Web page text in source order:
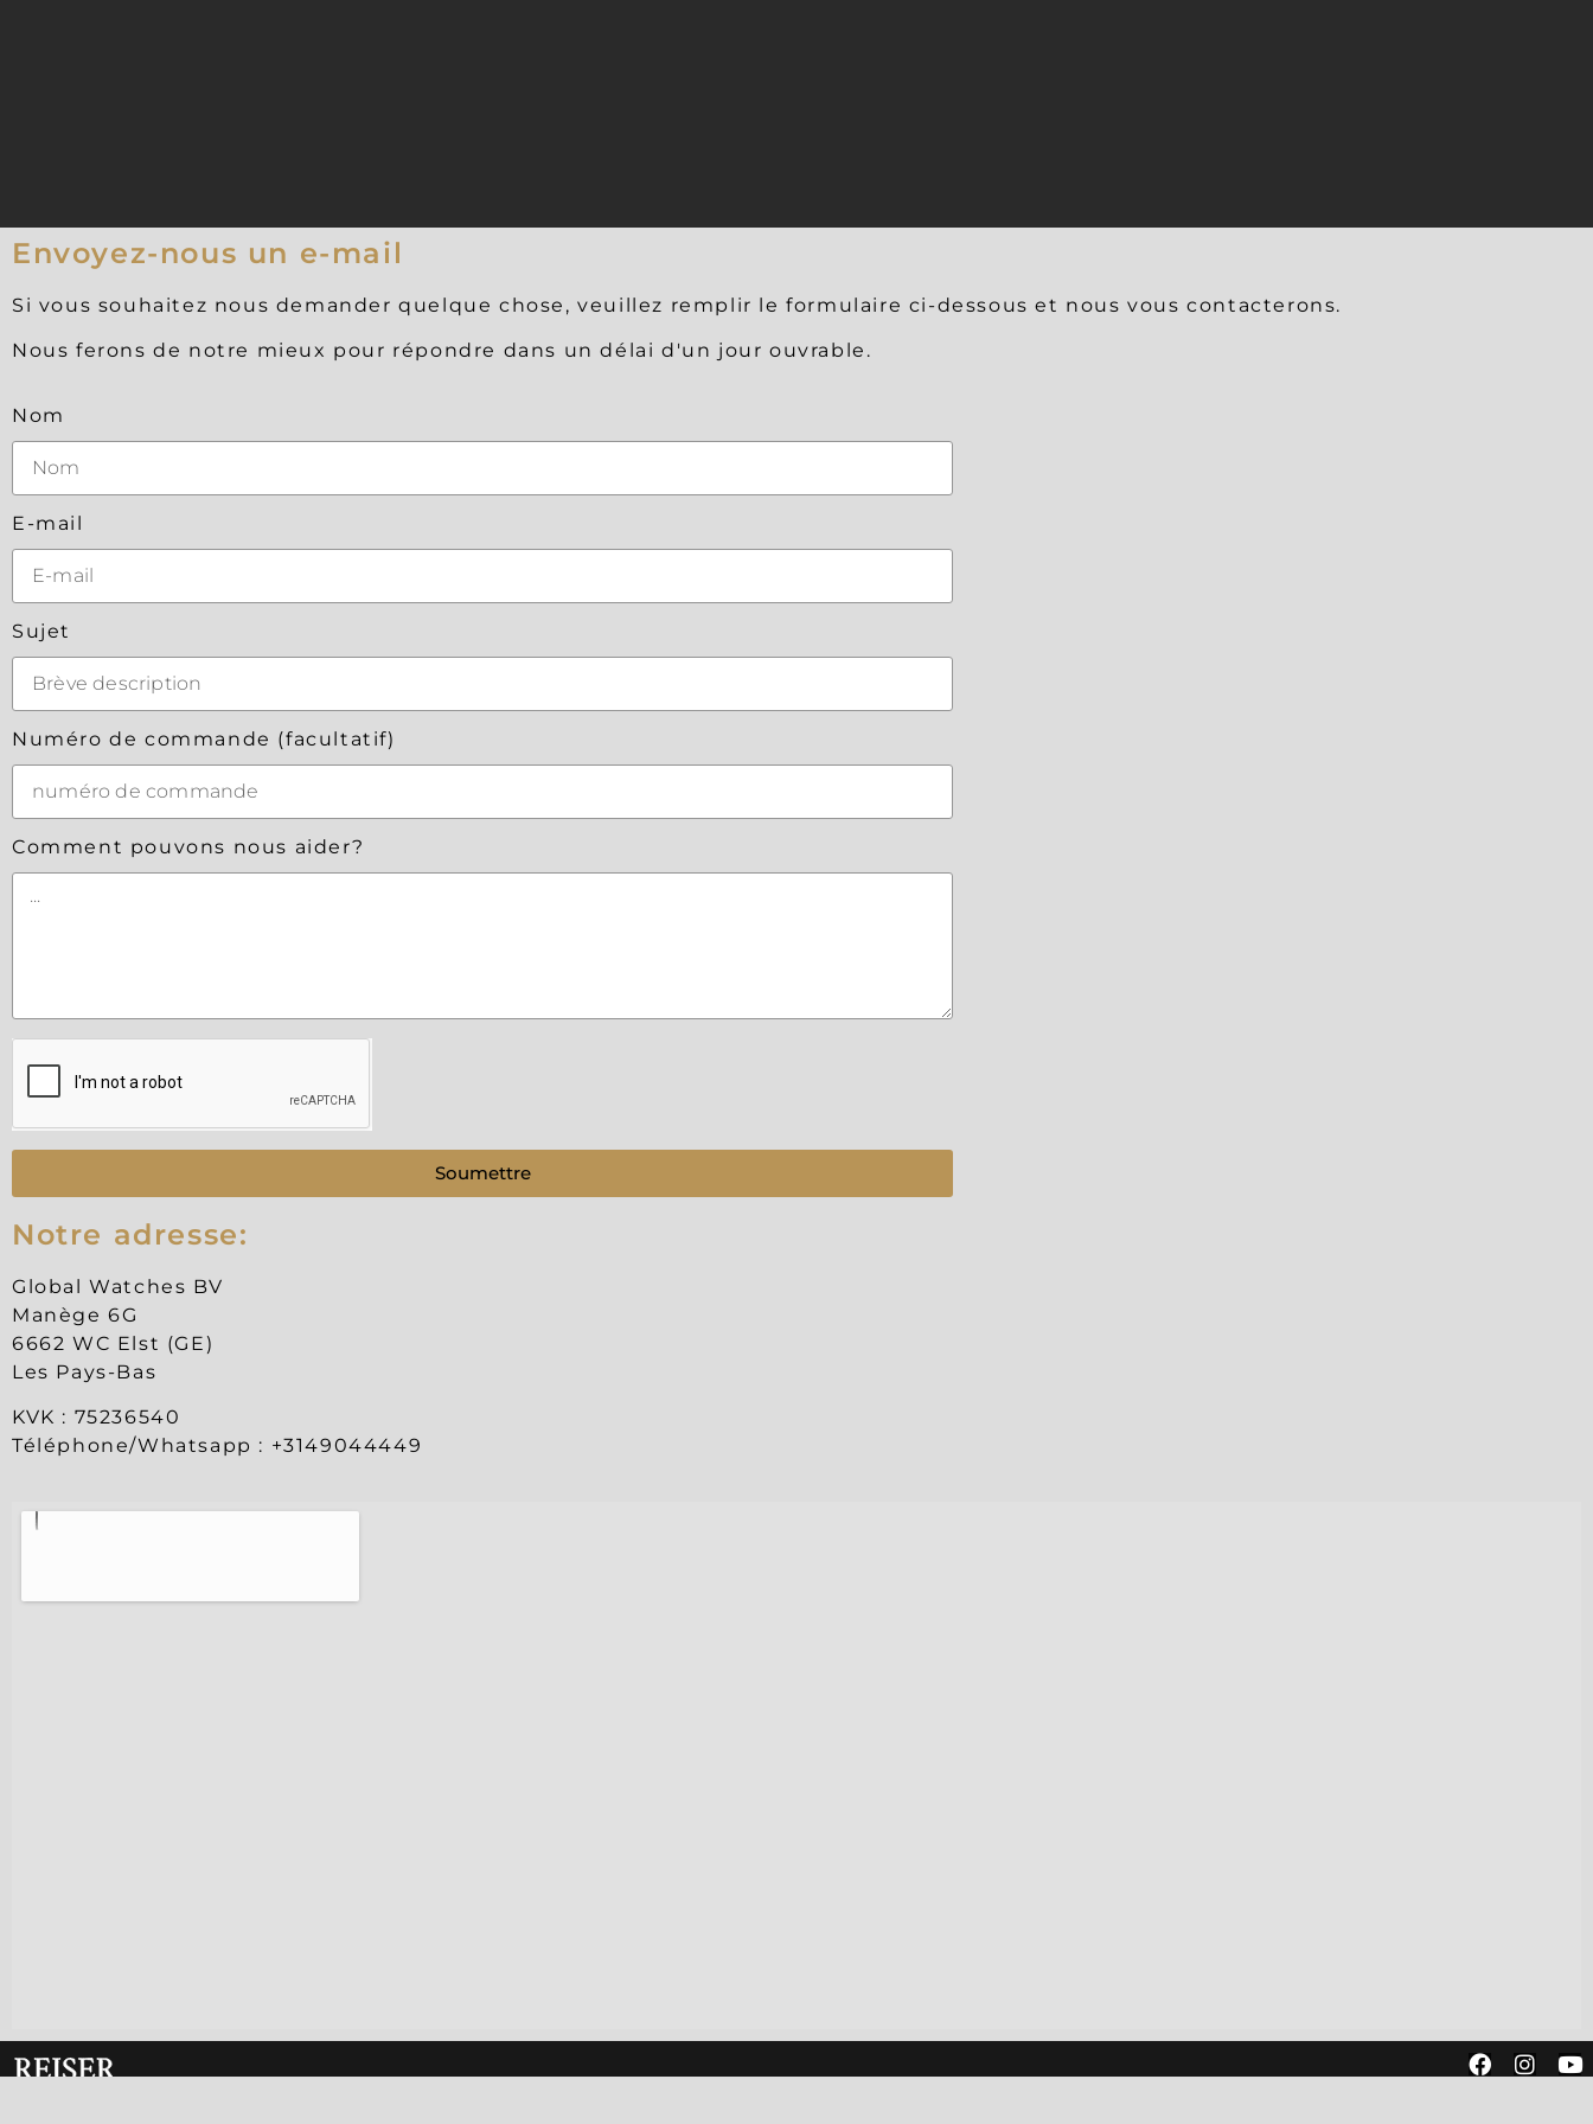
Envoyez-nous un e-mail
Si vous souhaitez nous demander quelque chose, veuillez remplir le formulaire ci-dessous et nous vous contacterons.
Nous ferons de notre mieux pour répondre dans un délai d'un jour ouvrable.
Nom
E-mail
Sujet
Numéro de commande (facultatif)
Comment pouvons nous aider?
Soumettre
Notre adresse:
Global Watches BV
Manège 6G
6662 WC Elst (GE)
Les Pays-Bas
KVK : 75236540
Téléphone/Whatsapp : +3149044449